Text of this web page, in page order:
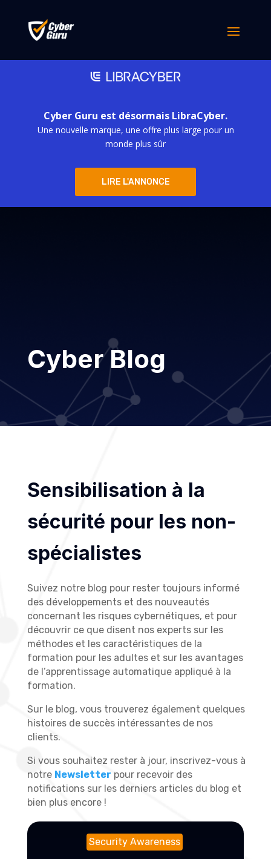
Cyber Guru est désormais LibraCyber.
Une nouvelle marque, une offre plus large pour un
monde plus sûr
LIRE L'ANNONCE
Cyber Blog
Sensibilisation à la
sécurité pour les non-
spécialistes
Suivez notre blog pour rester toujours informé
des développements et des nouveautés
concernant les risques cybernétiques, et pour
découvrir ce que disent nos experts sur les
méthodes et les caractéristiques de la
formation pour les adultes et sur les avantages
de l’apprentissage automatique appliqué à la
formation.
Sur le blog, vous trouverez également quelques
histoires de succès intéressantes de nos
clients.
Si vous souhaitez rester à jour, inscrivez-vous à
notre Newsletter pour recevoir des
notifications sur les derniers articles du blog et
bien plus encore !
Security Awareness